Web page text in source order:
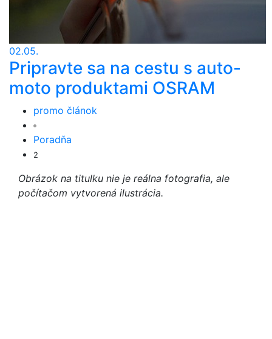
02.05.
Pripravte sa na cestu s auto-
moto produktami OSRAM
promo článok
Poradňa
2
Obrázok na titulku nie je reálna fotografia, ale
počítačom vytvorená ilustrácia.